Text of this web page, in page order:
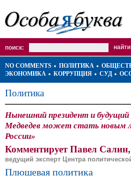
поиск:
NO COMMENTS ПОЛИТИКА
ЭКОНОМИКА
КОРРУПЦИЯ СУД
Политика
Нынешний президент и
Медведев может стать новым
России»
Комментирует Павел Салин,
ведущий эксперт Центра
Плюшевая политика